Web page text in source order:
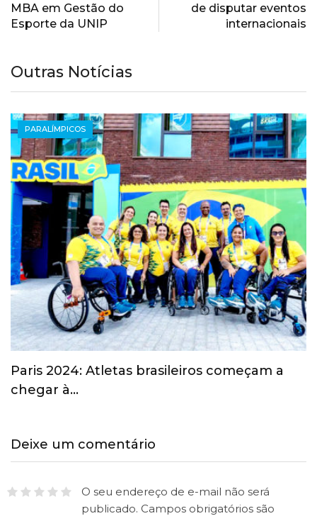
MBA em Gestão do
Esporte da UNIP
de disputar eventos
internacionais
Outras Notícias
PARALÍMPICOS
Paris 2024: Atletas brasileiros começam a
chegar à…
Deixe um comentário
O seu endereço de e-mail não será
publicado. Campos obrigatórios são